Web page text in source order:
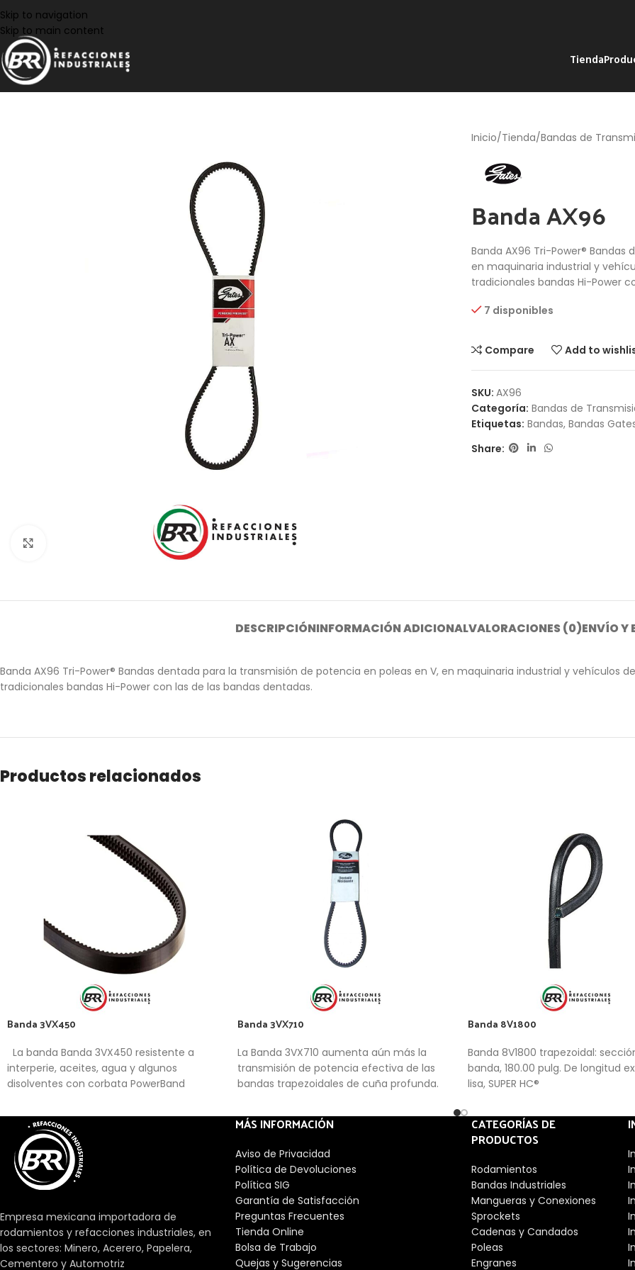
Skip to navigation
Skip to main content
Tienda
Inicio Tienda Bandas de
Banda AX96
Banda AX96 Tri-Power®
en maquinaria industrial y
tradicionales bandas Hi-Power
7 disponibles
Compare Add to
SKU: AX96
Categoría: Bandas de
Etiquetas: Bandas, Bandas
Share:
DESCRIPCIÓNINFORMACIÓN ADICIONALVALORACIONES (0)ENVÍO Y
Banda AX96 Tri-Power® Bandas dentada para la transmisión de potencia en poleas en V, en maquinaria industrial y vehículos
tradicionales bandas Hi-Power con las de las bandas dentadas.
Productos relacionados
Banda 3VX450
La banda Banda 3VX450 resistente a
interperie, aceites, agua y algunos
disolventes con corbata PowerBand
Banda 3VX710
La Banda 3VX710 aumenta aún más la
transmisión de potencia efectiva de las
bandas trapezoidales de cuña profunda.
Banda 8V1800
Banda 8V1800 trapezoidal:
banda, 180.00 pulg. De longitud
lisa, SUPER HC®
Empresa mexicana importadora de
rodamientos y refacciones industriales, en
los sectores: Minero, Acerero, Papelera,
Cementero y Automotriz
MÁS INFORMACIÓN
Aviso de Privacidad
Política de Devoluciones
Política SIG
Garantía de Satisfacción
Preguntas Frecuentes
Tienda Online
Bolsa de Trabajo
Quejas y Sugerencias
CATEGORÍAS DE
PRODUCTOS
Rodamientos
Bandas Industriales
Mangueras y Conexiones
Sprockets
Cadenas y Candados
Poleas
Engranes